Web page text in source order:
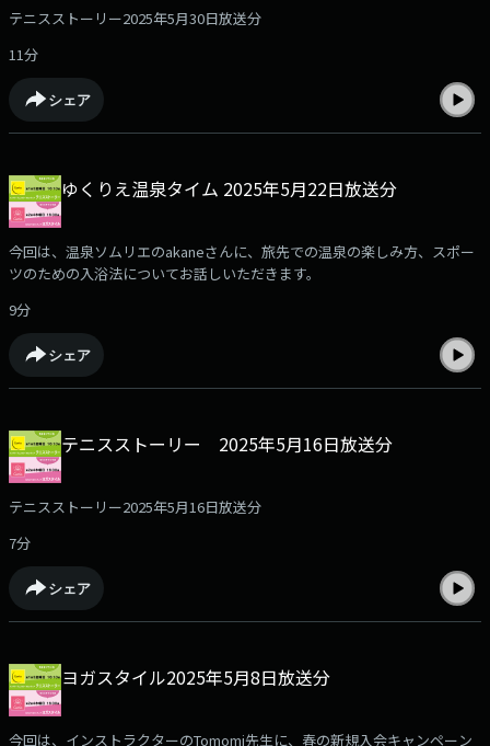
テニスストーリー2025年5月30日放送分
11分
シェア
ゆくりえ温泉タイム 2025年5月22日放送分
今回は、温泉ソムリエのakaneさんに、旅先での温泉の楽しみ方、スポー
ツのための入浴法についてお話しいただきます。
9分
シェア
テニスストーリー 2025年5月16日放送分
テニスストーリー2025年5月16日放送分
7分
シェア
ヨガスタイル2025年5月8日放送分
今回は、インストラクターのTomomi先生に、春の新規入会キャンペーン